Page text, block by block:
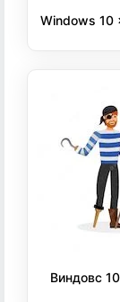
Windows 10
Виндовс